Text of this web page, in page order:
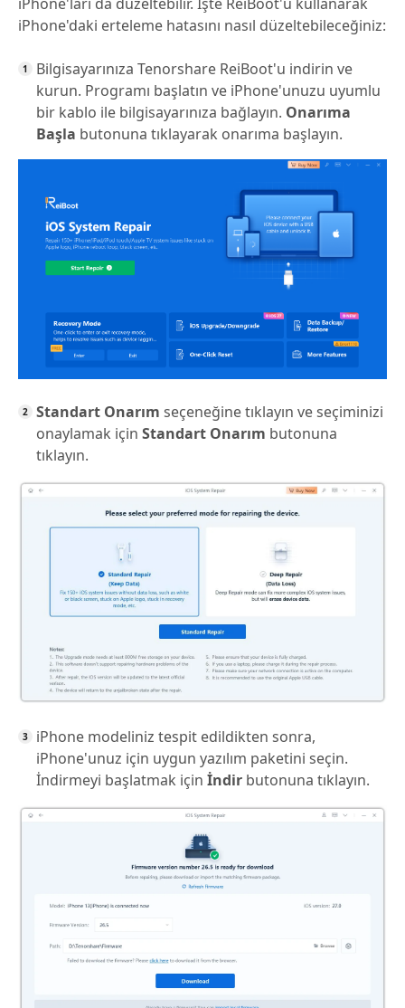
iPhone'daki erteleme hatasını nasıl düzeltebileceğiniz:
Bilgisayarınıza Tenorshare ReiBoot'u indirin ve
kurun. Programı başlatın ve iPhone'unuzu uyumlu
bir kablo ile bilgisayarınıza bağlayın. Onarıma
Başla butonuna tıklayarak onarıma başlayın.
Standart Onarım seçeneğine tıklayın ve seçiminizi
onaylamak için Standart Onarım butonuna
tıklayın.
iPhone modeliniz tespit edildikten sonra,
iPhone'unuz için uygun yazılım paketini seçin.
İndirmeyi başlatmak için İndir butonuna tıklayın.